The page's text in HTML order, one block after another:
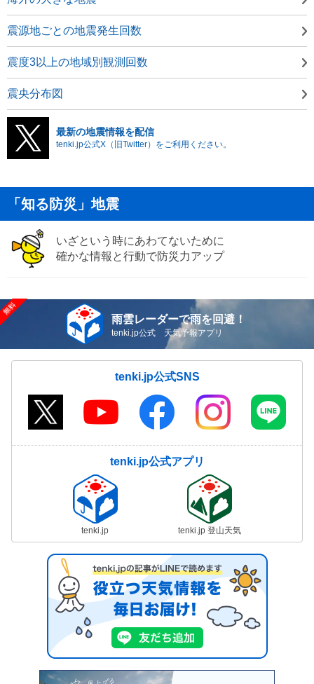
震源地ごとの地震発生回数
震度3以上の地域別観測回数
震央分布図
最新の地震情報を配信
tenki.jp公式X（旧Twitter）をご利用ください。
「知る防災」地震
いざという時にあわてないために
確かな情報と行動で防災力アップ
雨雲レーダーで雨を回避！
tenki.jp公式 天気予報アプリ
tenki.jp公式SNS
tenki.jp公式アプリ
tenki.jp tenki.jp 登山天気